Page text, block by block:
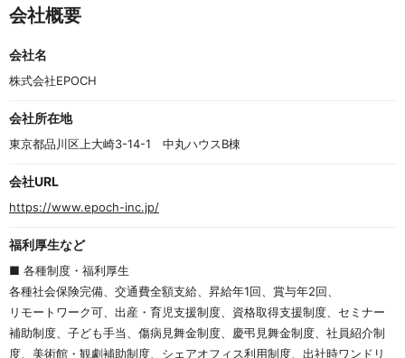
e
m
o
f
2
会社概要
会社名
株式会社EPOCH
会社所在地
東京都品川区上大崎3-14-1　中丸ハウスB棟
会社URL
https://www.epoch-inc.jp/
福利厚生など
■ 各種制度・福利厚生
各種社会保険完備、交通費全額支給、昇給年1回、賞与年2回、
リモートワーク可、出産・育児支援制度、資格取得支援制度、セミナー
補助制度、子ども手当、傷病見舞金制度、慶弔見舞金制度、社員紹介制
度、美術館・観劇補助制度、シェアオフィス利用制度、出社時ワンドリ